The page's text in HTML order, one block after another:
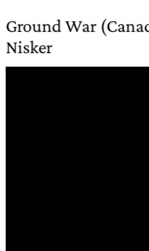
Ground War
Nisker